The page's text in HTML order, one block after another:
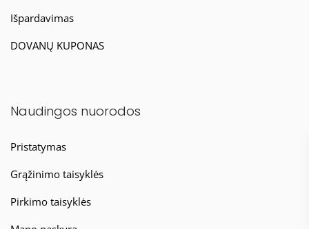
Išpardavimas
DOVANŲ KUPONAS
Naudingos nuorodos
Pristatymas
Grąžinimo taisyklės
Pirkimo taisyklės